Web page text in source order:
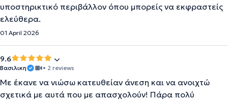
υποστηρικτικό περιβάλλον όπου μπορείς να εκφραστείς
ελεύθερα.
01 April 2026
9.6
Βασιλικη • 2 reviews
Με έκανε να νιώσω κατευθείαν άνεση και να ανοιχτώ
σχετικά με αυτά που με απασχολούν! Πάρα πολύ